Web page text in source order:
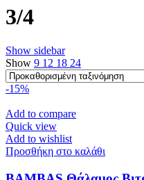
3/4
Show sidebar
Show 9 12 18 24
-15%
Add to compare
Quick view
Add to wishlist
Προσθήκη στο καλάθι